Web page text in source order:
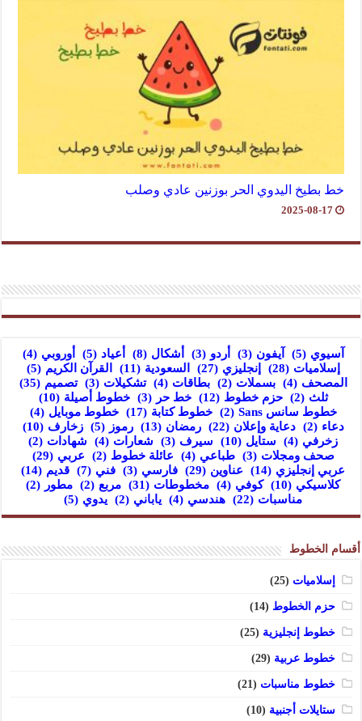
خط بطيخ اليدوي الحر بوزنين عادي وصلب
2025-08-17
آسيوي (5) آيفون (3) أردو (3) أشكال (8) أعياد (5) أوروبي (4)
إسلاميات (28) إنجليزي (27) السعودية (11) القرآن الكريم (5)
المصحف (4) بسملات (2) بطاقات (4) تشكيلات (3) تصميم (35)
ثلث (2) حزم خطوط (12) خط حر (3) خطوط أصيلة (10)
خطوط سانس Sans
(2) خطوط كتابة (17) خطوط موبايل (4)
دعاء (2) دعاية وإعلان (22) رمضان (13) رموز (5) زخارف (10)
زخرفي (4) ستايل (10) سيرف (3) شعارات (4) شهادات (2)
صحف ومجلات (3) طباعي (4) عائلة خطوط (2) عربي (29)
عربي إنجليزي (14) عناوين (29) فارسي (3) فني (7) قديم (14)
كلاسيكي (10) كوفي (4) مخطوطات (31) مربع (2) مطور (2)
مناسبات (22) هندسي (4) ياباني (2) يدوي (5)
أقسام الخطوط
إسلاميات (25)
حزم الخطوط (14)
خطوط إنجليزية (25)
خطوط عربية (29)
خطوط مناسبات (21)
ستايلات أجنبية (10)